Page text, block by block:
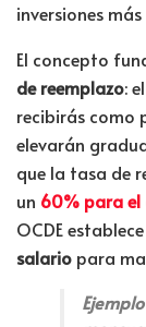
inversiones
El concepto
de reemplazo:
recibirás como
elevarán
que la tasa de
un 60% para
OCDE
salario para